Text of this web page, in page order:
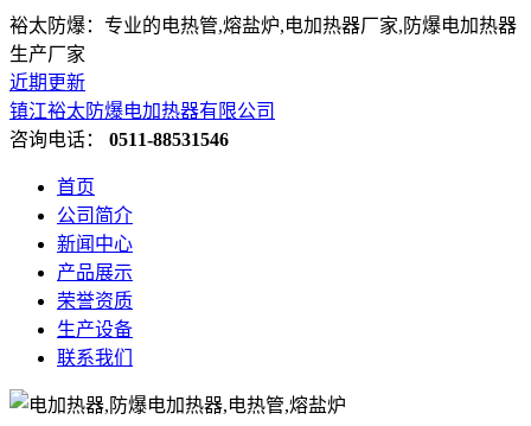
裕太防爆：专业的电热管,熔盐炉,电加热器厂家,防爆电加热器
生产厂家
近期更新
镇江裕太防爆电加热器有限公司
咨询电话： 0511-88531546
首页
公司简介
新闻中心
产品展示
荣誉资质
生产设备
联系我们